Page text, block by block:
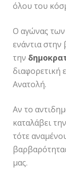
όλου του
Ο αγώνας
ενάντια στην
την
διαφορετική
Ανατολή.
Αν το
καταλάβει
τότε
μας.